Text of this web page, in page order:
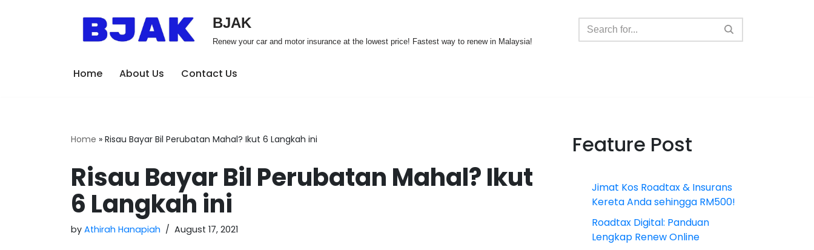
BJAK
Renew your car and motor insurance at the lowest price! Fastest way to renew in Malaysia!
Home About Us Contact Us
Home » Risau Bayar Bil Perubatan Mahal? Ikut 6 Langkah ini
Risau Bayar Bil Perubatan Mahal? Ikut
6 Langkah ini
by Athirah Hanapiah August 17, 2021
Feature Post
Jimat Kos Roadtax & Insurans
Kereta Anda sehingga RM500!
Roadtax Digital: Panduan
Lengkap Renew Online